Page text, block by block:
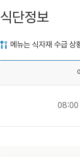
식단정보
메뉴는 식자재 수급 상